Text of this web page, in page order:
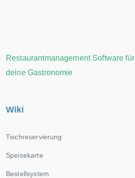
Restaurantmanagement Software für
deine Gastronomie
Wiki
Tischreservierung
Speisekarte
Bestellsystem